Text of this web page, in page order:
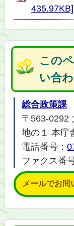
435.97KB]
この
い合
総合政策課
〒563-0292
地の１ 本庁
電話番号：
ファクス番
メールでお問